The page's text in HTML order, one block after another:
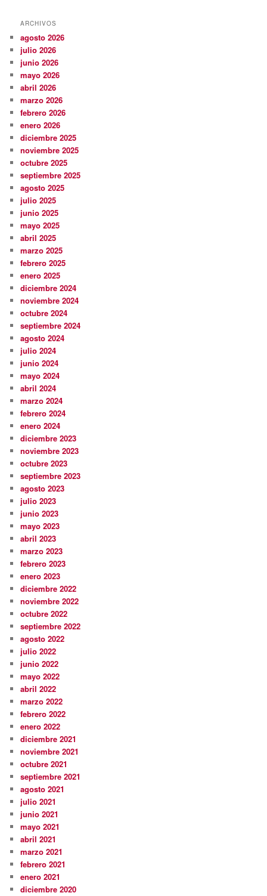
ARCHIVOS
agosto 2026
julio 2026
junio 2026
mayo 2026
abril 2026
marzo 2026
febrero 2026
enero 2026
diciembre 2025
noviembre 2025
octubre 2025
septiembre 2025
agosto 2025
julio 2025
junio 2025
mayo 2025
abril 2025
marzo 2025
febrero 2025
enero 2025
diciembre 2024
noviembre 2024
octubre 2024
septiembre 2024
agosto 2024
julio 2024
junio 2024
mayo 2024
abril 2024
marzo 2024
febrero 2024
enero 2024
diciembre 2023
noviembre 2023
octubre 2023
septiembre 2023
agosto 2023
julio 2023
junio 2023
mayo 2023
abril 2023
marzo 2023
febrero 2023
enero 2023
diciembre 2022
noviembre 2022
octubre 2022
septiembre 2022
agosto 2022
julio 2022
junio 2022
mayo 2022
abril 2022
marzo 2022
febrero 2022
enero 2022
diciembre 2021
noviembre 2021
octubre 2021
septiembre 2021
agosto 2021
julio 2021
junio 2021
mayo 2021
abril 2021
marzo 2021
febrero 2021
enero 2021
diciembre 2020